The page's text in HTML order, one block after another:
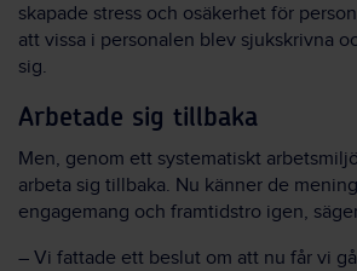
skapade stress och osäkerhet för
att vissa i personalen blev sjukskrivna
sig.
Arbetade sig tillbaka
Men, genom ett systematiskt
arbeta sig tillbaka. Nu känner de
engagemang och framtidstro igen,
– Vi fattade ett beslut om att nu får vi gå